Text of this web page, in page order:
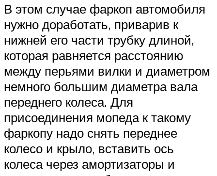
В этом случае фаркоп автомобиля
нужно доработать, приварив к
нижней его части трубку длиной,
которая равняется расстоянию
между перьями вилки и диаметром
немного большим диаметра вала
переднего колеса. Для
присоединения мопеда к такому
фаркопу надо снять переднее
колесо и крыло, вставить ось
колеса через амортизаторы и